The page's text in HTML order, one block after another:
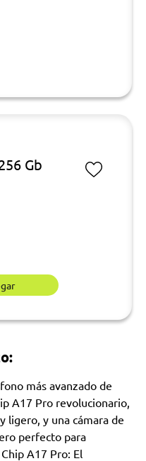
Gb
más avanzado de
A17 Pro revolucionario,
ligero, y una cámara de
perfecto para
A17 Pro: El